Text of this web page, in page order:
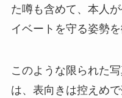
た噂も含めて、本人
イベートを守る姿勢を
このような限られた
は、表向きは控えめ